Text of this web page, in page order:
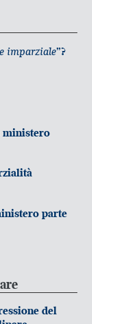
imparziale”?
ministero
parte
del